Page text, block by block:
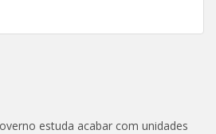
estuda acabar com unidades